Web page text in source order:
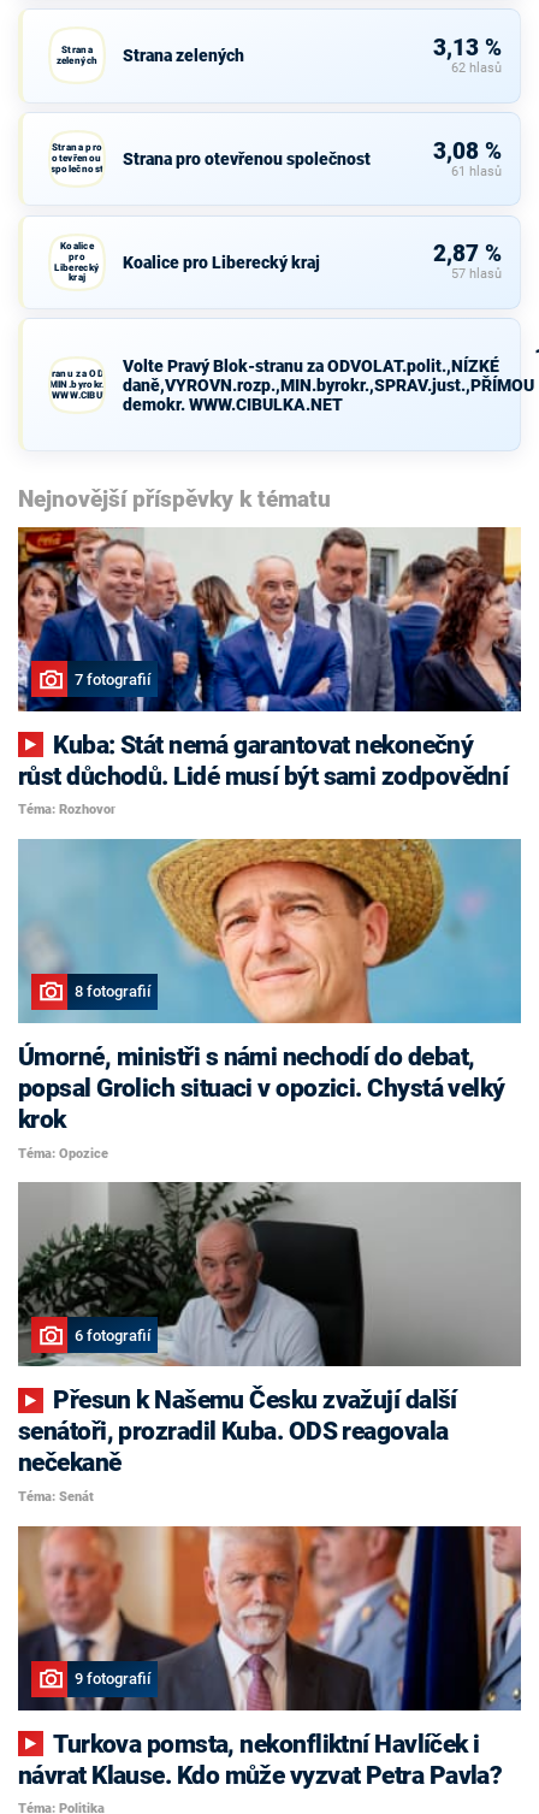
Strana
zelených
Strana zelených 3,13 %
62 hlasů
Strana pro
otevřenou
společnost
Strana pro otevřenou společnost 3,08 %
61 hlasů
Koalice
pro
Liberecký
kraj
Koalice pro Liberecký kraj 2,87 %
57 hlasů
Blok-stranu za ODVOLAT.polit.,NÍZKÉ
demokr. WWW.CIBULKA.NET
Volte Pravý Blok-stranu za ODVOLAT.polit.,NÍZKÉ
daně,VYROVN.rozp.,MIN.byrokr.,SPRAV.just.,PŘÍMOU
demokr. WWW.CIBULKA.NET
Nejnovější příspěvky k tématu
7 fotografií
růst důchodů. Lidé musí být sami zodpovědní
Téma: Rozhovor
8 fotografií
Úmorné, ministři s námi nechodí do debat,
popsal Grolich situaci v opozici. Chystá velký
krok
Téma: Opozice
6 fotografií
senátoři, prozradil Kuba. ODS reagovala
nečekaně
Téma: Senát
9 fotografií
Turkova pomsta, nekonfliktní Havlíček i
návrat Klause. Kdo může vyzvat Petra Pavla?
Téma: Politika